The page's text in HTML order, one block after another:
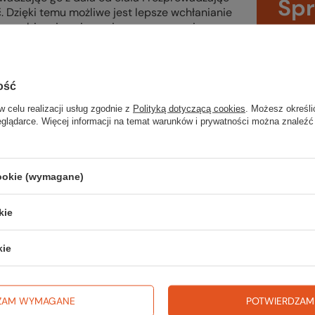
temu możliwe jest lepsze wchłanianie
nieprzyjemnemu uczuciu
wysoką oddychalnością materiałów są
specjalnej strukturze odprowadzają ją
włókien celulozowych i dostarcza
nieprzyjemnych zapachów, dzięki czemu
celu realizacji usług zgodnie z Polityką dotyczącą cookies . Możesz
Więcej informacji na temat warunków i prywatności można
(wymagane)
WYMAGANE